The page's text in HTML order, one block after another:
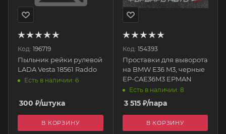
Код: 196719
Пыльник рейки рулевой
LADA Vesta 18561 Raddo
Есть в наличии: 6
300 ₽/штука
В КОРЗИНУ
Код: 154393
Проставки для выворота
на BMW E36 M3, черные
EP-CAE36M3 EPMAN
Есть в наличии: 8
3 515₽/пара
В КОРЗИНУ